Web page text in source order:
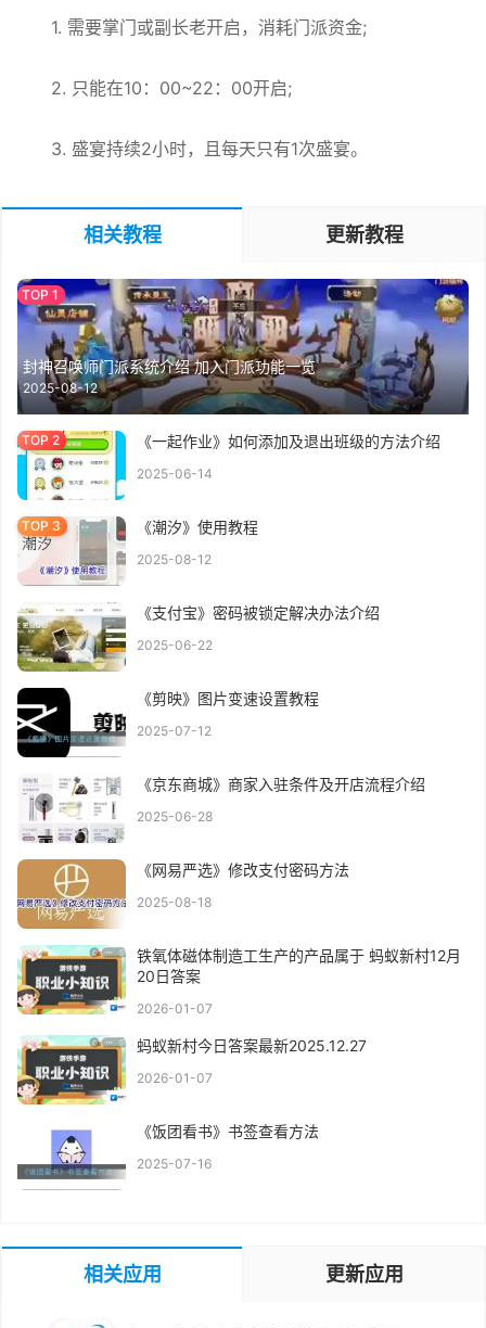
1. 需要掌门或副长老开启，消耗门派资金;
2. 只能在10：00~22：00开启;
3. 盛宴持续2小时，且每天只有1次盛宴。
相关教程 更新教程
封神召唤师门派系统介绍 加入门派功能一览
2025-08-12
《一起作业》如何添加及退出班级的方法介绍
2025-06-14
《潮汐》使用教程
2025-08-12
《支付宝》密码被锁定解决办法介绍
2025-06-22
《剪映》图片变速设置教程
2025-07-12
《京东商城》商家入驻条件及开店流程介绍
2025-06-28
《网易严选》修改支付密码方法
2025-08-18
铁氧体磁体制造工生产的产品属于 蚂蚁新村12月
20日答案
2026-01-07
蚂蚁新村今日答案最新2025.12.27
2026-01-07
《饭团看书》书签查看方法
2025-07-16
相关应用 更新应用